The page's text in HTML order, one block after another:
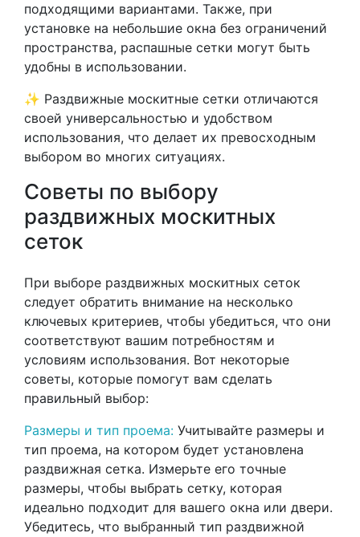
подходящими вариантами. Также, при
установке на небольшие окна без ограничений
пространства, распашные сетки могут быть
удобны в использовании.
✨ Раздвижные москитные сетки отличаются
своей универсальностью и удобством
использования, что делает их превосходным
выбором во многих ситуациях.
Советы по выбору
раздвижных москитных
сеток
При выборе раздвижных москитных сеток
следует обратить внимание на несколько
ключевых критериев, чтобы убедиться, что они
соответствуют вашим потребностям и
условиям использования. Вот некоторые
советы, которые помогут вам сделать
правильный выбор:
Размеры и тип проема: Учитывайте размеры и
тип проема, на котором будет установлена
раздвижная сетка. Измерьте его точные
размеры, чтобы выбрать сетку, которая
идеально подходит для вашего окна или двери.
Убедитесь, что выбранный тип раздвижной